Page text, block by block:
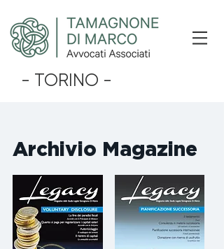
- TORINO -
Archivio Magazine